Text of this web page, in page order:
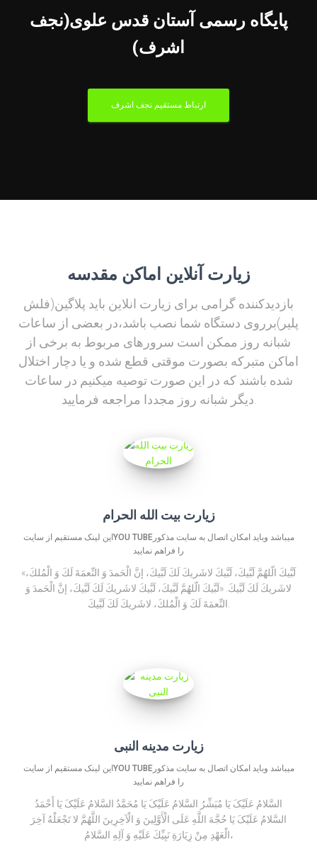
پایگاه رسمی آستان قدس علوی(نجف
اشرف)
ارتباط مستقیم نجف اشرف
زیارت آنلاین اماکن مقدسه
بازدیدکننده گرامی برای زیارت انلاین باید پلاگین(فلش
پلیر)برروی دستگاه شما نصب باشد،در بعضی از ساعات
شبانه روز ممکن است سرورهای مربوط به برخی از
اماکن متبرکه بصورت موقتی قطع شده و یا دچار اختلال
شده باشند که در این صورت توصیه میکنیم در ساعات
زیارت بیت الله الحرام
این لینک مستقیم از سایتYOU TUBEمیباشد وباید امکان اتصال به سایت مذکور
را فراهم نمایید
«لَبَّیكَ الّلهُمَّ لَبَّیكَ، لَبَّیكَ لاشَریكَ لَكَ لَبَّیكَ، إنَّ الْحَمدَ وَ النِّعمَةَ لَكَ وَ الْمُلكَ،
لاشَریكَ لَكَ لَبَّیكَ. «لَبَّیكَ الّلهُمَّ لَبَّیكَ، لَبَّیكَ لاشَریكَ لَكَ لَبَّیكَ، إنَّ الْحَمدَ وَ
زیارت مدینه النبی
این لینک مستقیم از سایتYOU TUBEمیباشد وباید امکان اتصال به سایت مذکور
را فراهم نمایید
السَّلامُ عَلَیْکَ یَا مُبَشِّرُ السَّلامُ عَلَیْکَ یَا مُحَمَّدُ السَّلامُ عَلَیْکَ یَا أَحْمَدُ
السَّلامُ عَلَیْکَ یَا حُجَّهَ اللَّهِ عَلَى الْأَوَّلِینَ وَ الْآخِرِینَ اللَّهُمَّ لا تَجْعَلْهُ آخِرَ
الْعَهْدِ مِنْ زِيَارَةِ نَبِيِّكَ عَلَيْهِ وَ آلِهِ السَّلامُ،